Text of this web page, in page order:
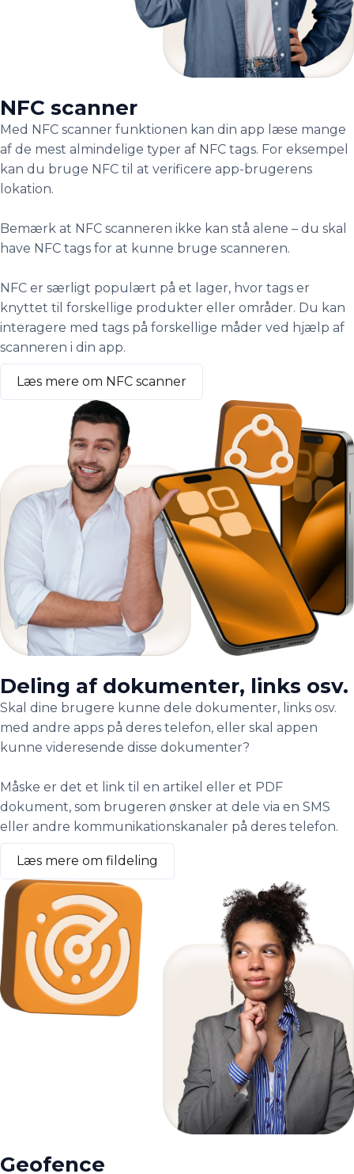
NFC scanner
Med NFC scanner funktionen kan din app læse mange
af de mest almindelige typer af NFC tags. For eksempel
kan du bruge NFC til at verificere app-brugerens
lokation.
Bemærk at NFC scanneren ikke kan stå alene – du skal
have NFC tags for at kunne bruge scanneren.
NFC er særligt populært på et lager, hvor tags er
knyttet til forskellige produkter eller områder. Du kan
interagere med tags på forskellige måder ved hjælp af
scanneren i din app.
Læs mere om NFC scanner
Deling af dokumenter, links osv.
Skal dine brugere kunne dele dokumenter, links osv.
med andre apps på deres telefon, eller skal appen
kunne videresende disse dokumenter?
Måske er det et link til en artikel eller et PDF
dokument, som brugeren ønsker at dele via en SMS
eller andre kommunikationskanaler på deres telefon.
Læs mere om fildeling
Geofence